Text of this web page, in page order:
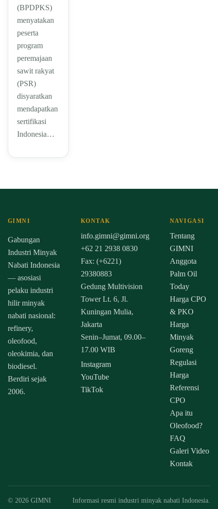
(BPDPKS)
menyatakan
peserta
program
peremajaan
sawit rakyat
(PSR)
disyaratkan
mendapatkan
sertifikasi
Indonesia…
GIMNI
Gabungan
Industri Minyak
Nabati Indonesia
— asosiasi
pelaku industri
hilir minyak
nabati nasional:
refinery,
oleofood,
oleokimia, dan
biodiesel.
Berdiri sejak
2006.
KONTAK
info.gimni@gimni.org
+62 21 2938 0830
Fax: (+6221)
29380883
Gedung Multivision
Tower Lt. 6, Jl.
Kuningan Mulia,
Jakarta
Senin–Jumat, 09.00–
17.00 WIB
Instagram
YouTube
TikTok
NAVIGASI
Tentang
GIMNI
Anggota
Palm Oil
Today
Harga CPO
& PKO
Harga
Minyak
Goreng
Regulasi
Harga
Referensi
CPO
Apa itu
Oleofood?
FAQ
Galeri Video
Kontak
© 2026 GIMNI Informasi resmi industri minyak nabati Indonesia.